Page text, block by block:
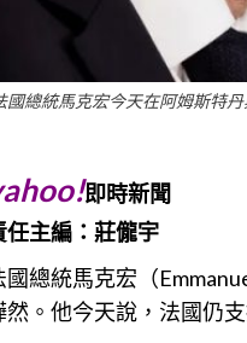
國總統馬克宏今天在阿姆斯特
即時新聞
任主編：莊儱宇
國總統馬克宏（
然。他今天說，法國仍